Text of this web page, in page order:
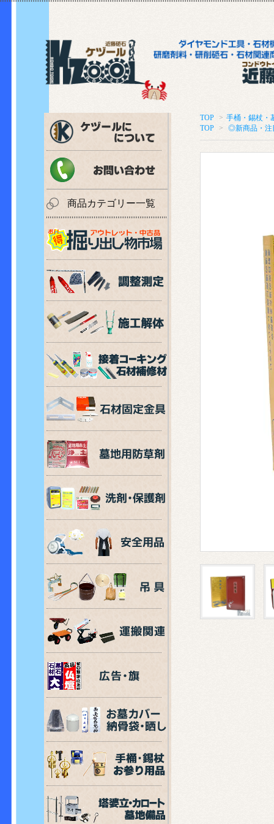
TOP > 手桶・錫杖・
TOP
> ◎新商品・注
商品カテゴリー一覧